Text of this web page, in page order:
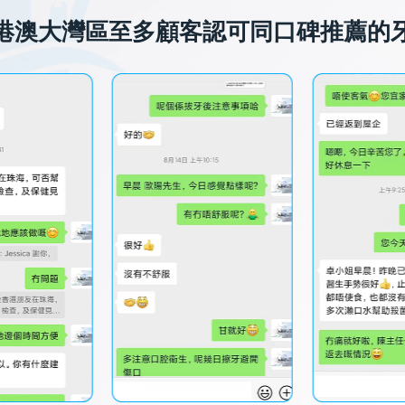
澳大灣區至多顧客認可同口碑推薦的